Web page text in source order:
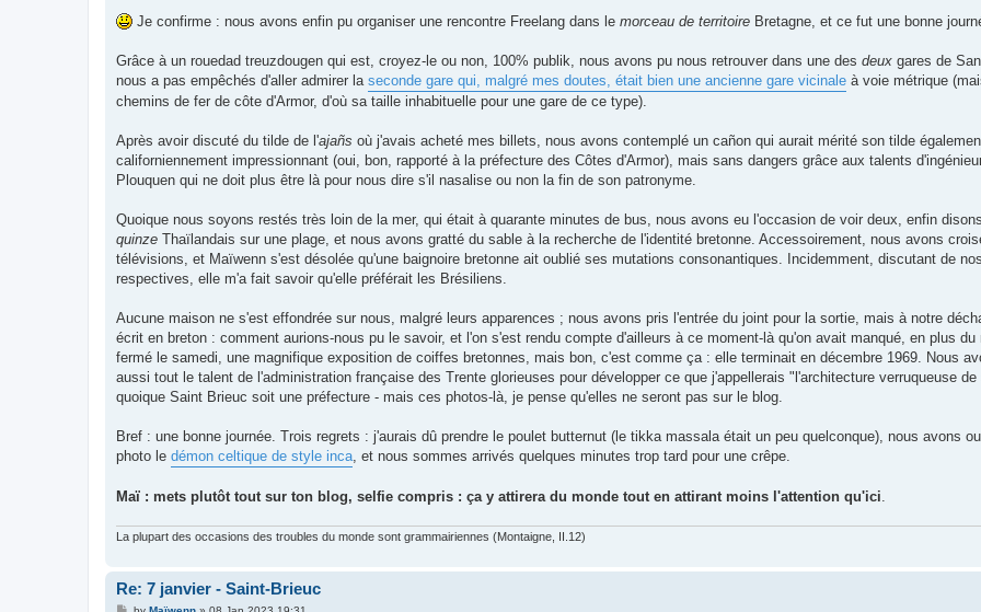
s
t
Je confirme : nous avons enfin pu organiser une rencontre Freelang dans le morceau de territoire Bretagne, et ce fut une bonne
Grâce à un rouedad treuzdougen qui est, croyez-le ou non, 100% publik, nous avons pu nous retrouver dans une des deux gares de
nous a pas empêchés d'aller admirer la seconde gare qui, malgré mes doutes, était bien une ancienne gare vicinale à voie métrique
chemins de fer de côte d'Armor, d'où sa taille inhabituelle pour une gare de ce type).
Après avoir discuté du tilde de l'ajañs où j'avais acheté mes billets, nous avons contemplé un cañon qui aurait mérité son tilde
californiennement impressionnant (oui, bon, rapporté à la préfecture des Côtes d'Armor), mais sans dangers grâce aux talents
Plouquen qui ne doit plus être là pour nous dire s'il nasalise ou non la fin de son patronyme.
Quoique nous soyons restés très loin de la mer, qui était à quarante minutes de bus, nous avons eu l'occasion de voir deux, enfin disons
quinze Thaïlandais sur une plage, et nous avons gratté du sable à la recherche de l'identité bretonne. Accessoirement, nous avons
télévisions, et Maïwenn s'est désolée qu'une baignoire bretonne ait oublié ses mutations consonantiques. Incidemment, discutant de
respectives, elle m'a fait savoir qu'elle préférait les Brésiliens.
Aucune maison ne s'est effondrée sur nous, malgré leurs apparences ; nous avons pris l'entrée du joint pour la sortie, mais à notre
écrit en breton : comment aurions-nous pu le savoir, et l'on s'est rendu compte d'ailleurs à ce moment-là qu'on avait manqué, en plus du
fermé le samedi, une magnifique exposition de coiffes bretonnes, mais bon, c'est comme ça : elle terminait en décembre 1969. Nous
aussi tout le talent de l'administration française des Trente glorieuses pour développer ce que j'appellerais "l'architecture verruqueuse de
quoique Saint Brieuc soit une préfecture - mais ces photos-là, je pense qu'elles ne seront pas sur le blog.
Bref : une bonne journée. Trois regrets : j'aurais dû prendre le poulet butternut (le tikka massala était un peu quelconque), nous avons
photo le démon celtique de style inca , et nous sommes arrivés quelques minutes trop tard pour une crêpe.
Maï : mets plutôt tout sur ton blog, selfie compris : ça y attirera du monde tout en attirant moins l'attention qu'ici
La plupart des occasions des troubles du monde sont grammairiennes (Montaigne, II.12)
Re: 7 janvier - Saint-Brieuc
P